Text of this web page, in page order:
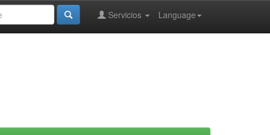
Language
Servicios